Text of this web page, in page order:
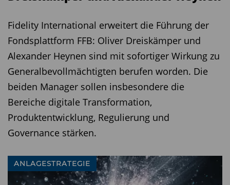
Fidelity International erweitert die Führung der
Fondsplattform FFB: Oliver Dreiskämper und
Alexander Heynen sind mit sofortiger Wirkung zu
Generalbevollmächtigten berufen worden. Die
beiden Manager sollen insbesondere die
Bereiche digitale Transformation,
Produktentwicklung, Regulierung und
Governance stärken.
ANLAGESTRATEGIE